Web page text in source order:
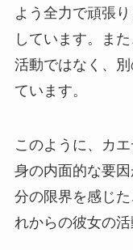
よう全力で頑張
しています。ま
活動ではなく、
ています。
このように、カ
身の内面的な要
分の限界を感じ
れからの彼女の活